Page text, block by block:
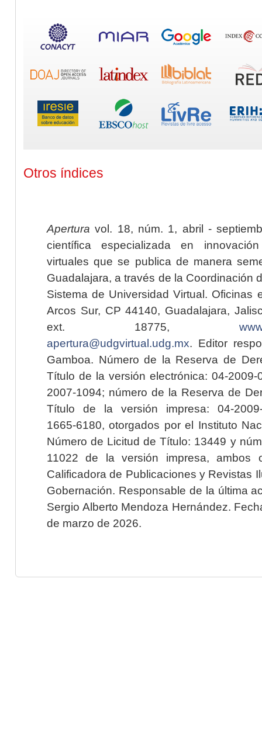
Otros índices
Apertura vol. 18, núm. 1, abril -
científica especializada en
virtuales que se publica de manera
Guadalajara, a través de la Coordinación
Sistema de Universidad Virtual. Oficinas
Arcos Sur, CP 44140, Guadalajara,
ext. 18775,
apertura@udgvirtual.udg.mx. Editor
Gamboa. Número de la Reserva de
Título de la versión electrónica: 04-2009-
2007-1094; número de la Reserva de
Título de la versión impresa: 04-2009-
1665-6180, otorgados por el Instituto
Número de Licitud de Título: 13449 y
11022 de la versión impresa, ambos
Calificadora de Publicaciones y Revistas
Gobernación. Responsable de la última
Sergio Alberto Mendoza Hernández.
de marzo de 2026.